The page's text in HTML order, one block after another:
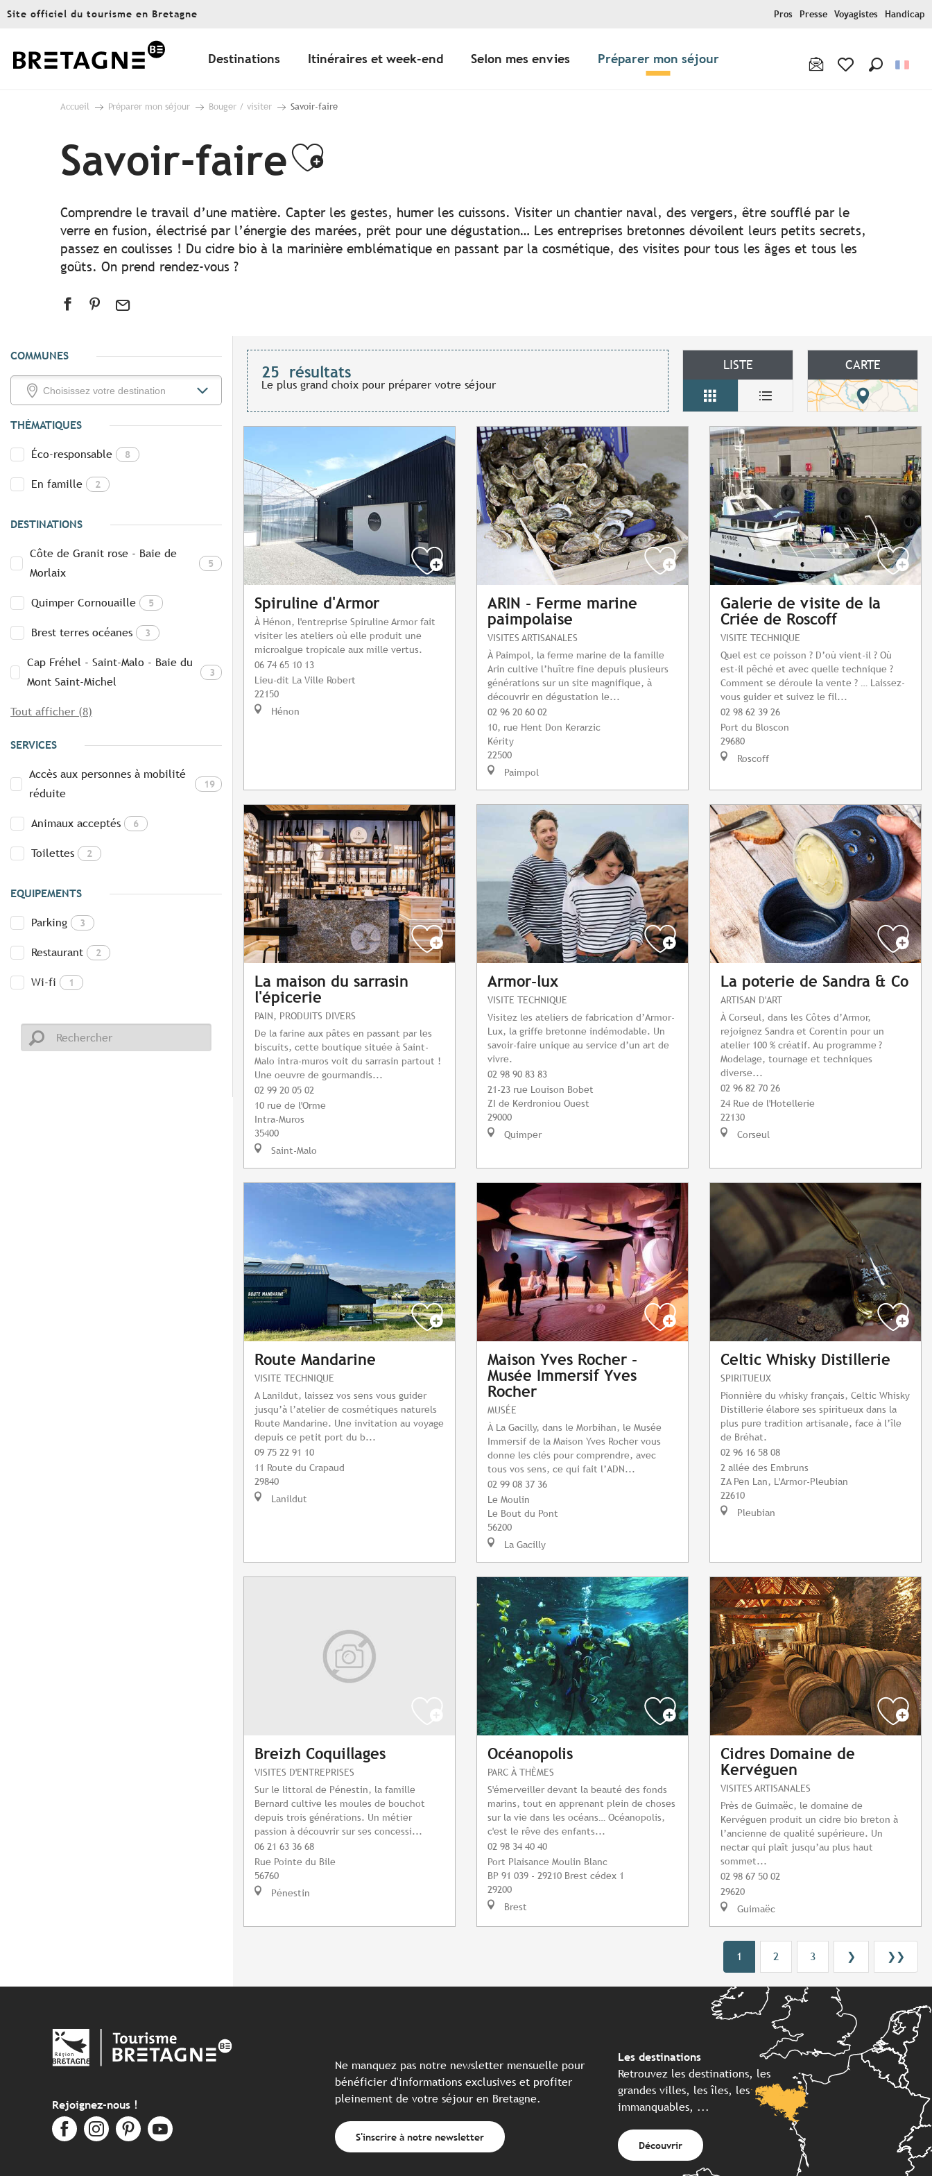
Aller
principal
Site officiel du tourisme en Bretagne Pros Presse Voyagistes Handicap
Destinations Itinéraires et week-end Selon mes envies Préparer mon séjour
Accueil Préparer mon séjour Bouger / visiter Savoir-faire
Savoir-faireAjouter aux favoris
Comprendre le travail d’une matière. Capter les gestes, humer les cuissons. Visiter un chantier naval, des vergers, être soufflé par le
verre en fusion, électrisé par l’énergie des marées, prêt pour une dégustation… Les entreprises bretonnes dévoilent leurs petits secrets,
passez en coulisses ! Du cidre bio à la marinière emblématique en passant par la cosmétique, des visites pour tous les âges et tous les
goûts. On prend rendez-vous ?
COMMUNES
THÉMATIQUES
Éco-responsable 8
En famille 2
DESTINATIONS
Côte de Granit rose - Baie de
Morlaix
5
Quimper Cornouaille 5
Brest terres océanes 3
Cap Fréhel - Saint-Malo - Baie du
Mont Saint-Michel
3
Tout afficher (8)
SERVICES
Accès aux personnes à mobilité
réduite
19
Animaux acceptés 6
Toilettes 2
EQUIPEMENTS
Parking 3
Restaurant 2
Wi-fi 1
25 résultats
Le plus grand choix pour préparer votre séjour
LISTE CARTE
Spiruline d'Armor
À Hénon, l'entreprise Spiruline Armor fait
visiter les ateliers où elle produit une
microalgue tropicale aux mille vertus.
06 74 65 10 13
Lieu-dit La Ville Robert
22150
Hénon
ARIN - Ferme marine
paimpolaise
VISITES ARTISANALES
À Paimpol, la ferme marine de la famille
Arin cultive l’huître fine depuis plusieurs
générations sur un site magnifique, à
découvrir en dégustation le...
02 96 20 60 02
10, rue Hent Don Kerarzic
Kérity
22500
Paimpol
Galerie de visite de la
Criée de Roscoff
VISITE TECHNIQUE
Quel est ce poisson ? D’où vient-il ? Où
est-il pêché et avec quelle technique ?
Comment se déroule la vente ? … Laissez-
vous guider et suivez le fil...
02 98 62 39 26
Port du Bloscon
29680
Roscoff
La maison du sarrasin
l'épicerie
PAIN, PRODUITS DIVERS
De la farine aux pâtes en passant par les
biscuits, cette boutique située à Saint-
Malo intra-muros voit du sarrasin partout !
Une oeuvre de gourmandis...
02 99 20 05 02
10 rue de l'Orme
Intra-Muros
35400
Saint-Malo
Armor-lux
VISITE TECHNIQUE
Visitez les ateliers de fabrication d’Armor-
Lux, la griffe bretonne indémodable. Un
savoir-faire unique au service d’un art de
vivre.
02 98 90 83 83
21-23 rue Louison Bobet
ZI de Kerdroniou Ouest
29000
Quimper
La poterie de Sandra & Co
ARTISAN D'ART
À Corseul, dans les Côtes d’Armor,
rejoignez Sandra et Corentin pour un
atelier 100 % créatif. Au programme ?
Modelage, tournage et techniques
diverse...
02 96 82 70 26
24 Rue de l'Hotellerie
22130
Corseul
Route Mandarine
VISITE TECHNIQUE
A Lanildut, laissez vos sens vous guider
jusqu’à l’atelier de cosmétiques naturels
Route Mandarine. Une invitation au voyage
depuis ce petit port du b...
09 75 22 91 10
11 Route du Crapaud
29840
Lanildut
Maison Yves Rocher -
Musée Immersif Yves
Rocher
MUSÉE
À La Gacilly, dans le Morbihan, le Musée
Immersif de la Maison Yves Rocher vous
donne les clés pour comprendre, avec
tous vos sens, ce qui fait l’ADN...
02 99 08 37 36
Le Moulin
Le Bout du Pont
56200
La Gacilly
Celtic Whisky Distillerie
SPIRITUEUX
Pionnière du whisky français, Celtic Whisky
Distillerie élabore ses spiritueux dans la
plus pure tradition artisanale, face à l’île
de Bréhat.
02 96 16 58 08
2 allée des Embruns
ZA Pen Lan, L'Armor-Pleubian
22610
Pleubian
Breizh Coquillages
VISITES D'ENTREPRISES
Sur le littoral de Pénestin, la famille
Bernard cultive les moules de bouchot
depuis trois générations. Un métier
passion à découvrir sur ses concessi...
06 21 63 36 68
Rue Pointe du Bile
56760
Pénestin
Océanopolis
PARC À THÈMES
S'émerveiller devant la beauté des fonds
marins, tout en apprenant plein de choses
sur la vie dans les océans… Océanopolis,
c'est le rêve des enfants...
02 98 34 40 40
Port Plaisance Moulin Blanc
BP 91 039 - 29210 Brest cédex 1
29200
Brest
Cidres Domaine de
Kervéguen
VISITES ARTISANALES
Près de Guimaëc, le domaine de
Kervéguen produit un cidre bio breton à
l’ancienne de qualité supérieure. Un
nectar qui plaît jusqu’au plus haut
sommet...
02 98 67 50 02
29620
Guimaëc
1 2 3 ❯ ❯❯
Rejoignez-nous !
Ne manquez pas notre newsletter mensuelle pour
bénéficier d'informations exclusives et profiter
pleinement de votre séjour en Bretagne.
S'inscrire à notre newsletter
Les destinations
Retrouvez les destinations, les
grandes villes, les îles, les
immanquables, ...
Découvrir